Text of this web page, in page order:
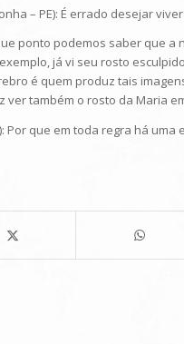
– PE): É errado desejar
ponto podemos saber que
já vi seu rosto
é quem produz tais
ver também o rosto da Maria
Por que em toda regra há uma